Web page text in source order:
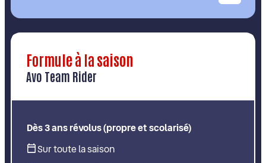
Formule à la saison
Avo Team Rider
Dès 3 ans révolus (propre et scolarisé)
Sur toute la saison